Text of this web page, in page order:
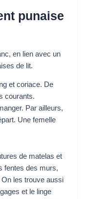
punaise
et coriace. De
courants.
Par ailleurs,
Une femelle
de matelas et
fentes des murs,
les trouve aussi
et le linge